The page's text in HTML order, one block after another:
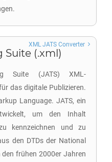
Suite (.xml)
Suite (JATS) XML-
das digitale Publizieren.
Language. JATS, ein
um den Inhalt
kennzeichnen und zu
den DTDs der National
frühen 2000er Jahren
XML JATS Converter